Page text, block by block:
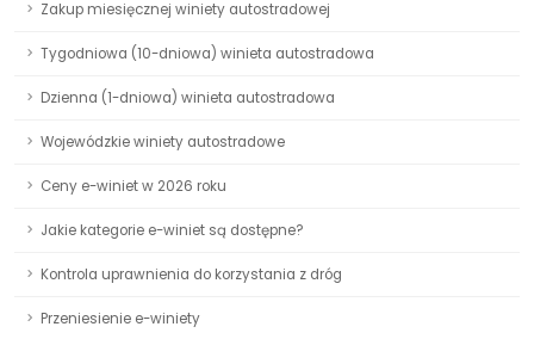
Zakup miesięcznej winiety autostradowej
Tygodniowa (10-dniowa) winieta autostradowa
Dzienna (1-dniowa) winieta autostradowa
Wojewódzkie winiety autostradowe
Ceny e-winiet w 2026 roku
Jakie kategorie e-winiet są dostępne?
Kontrola uprawnienia do korzystania z dróg
Przeniesienie e-winiety